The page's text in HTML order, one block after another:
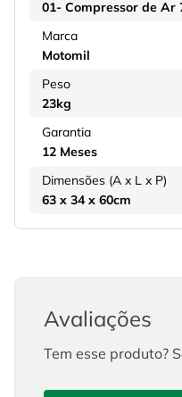
01- Compressor de Ar
Marca
Motomil
Peso
23kg
Garantia
12 Meses
Dimensões (A x L x P)
63 x 34 x 60cm
Avaliações
Tem esse produto?